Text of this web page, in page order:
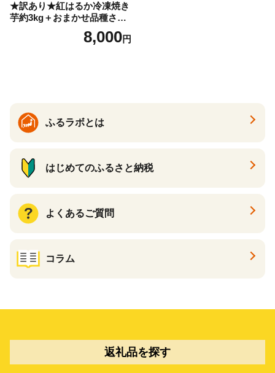
★訳あり★紅はるか冷凍焼き
芋約3kg＋おまかせ品種さつ
まいも 合計約3.2kg｜さつ
まいも サツマイモ さつま芋
8,000円
ふるラボとは
はじめてのふるさと納税
よくあるご質問
コラム
返礼品を探す